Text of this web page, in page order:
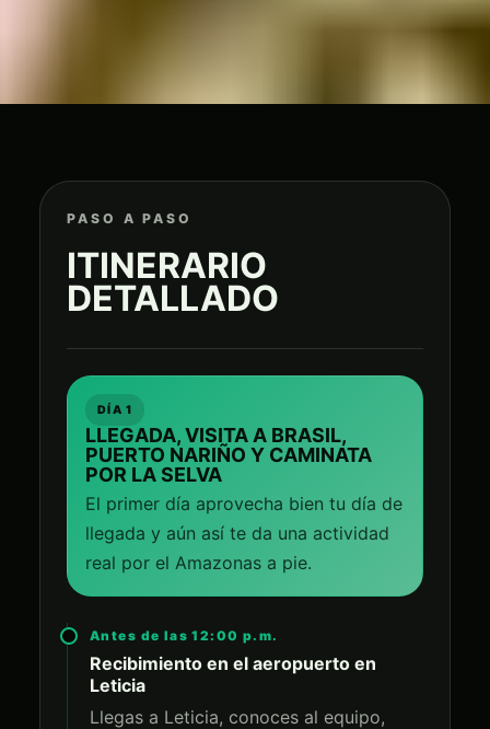
PASO A PASO
ITINERARIO
DETALLADO
DÍA 1
LLEGADA, VISITA A BRASIL,
PUERTO NARIÑO Y CAMINATA
POR LA SELVA
El primer día aprovecha bien tu día de
llegada y aún así te da una actividad
real por el Amazonas a pie.
Antes de las 12:00 p.m.
Recibimiento en el aeropuerto en
Leticia
Llegas a Leticia, conoces al equipo,